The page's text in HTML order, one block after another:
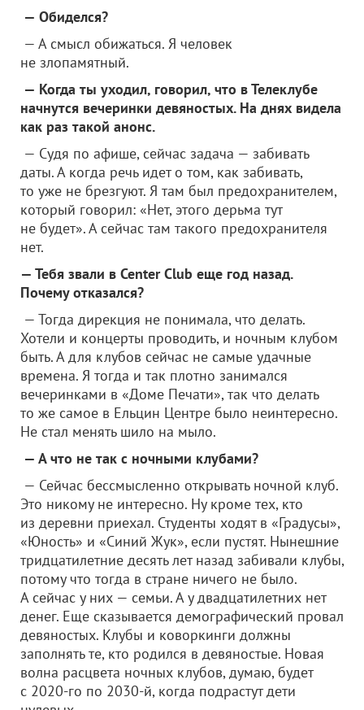
— Обиделся?
— А смысл обижаться. Я человек
не злопамятный.
— Когда ты уходил, говорил, что в Телеклубе
начнутся вечеринки девяностых. На днях видела
как раз такой анонс.
— Судя по афише, сейчас задача — забивать
даты. А когда речь идет о том, как забивать,
то уже не брезгуют. Я там был предохранителем,
который говорил: «Нет, этого дерьма тут
не будет». А сейчас там такого предохранителя
нет.
— Тебя звали в Center Club еще год назад.
Почему отказался?
— Тогда дирекция не понимала, что делать.
Хотели и концерты проводить, и ночным клубом
быть. А для клубов сейчас не самые удачные
времена. Я тогда и так плотно занимался
вечеринками в «Доме Печати», так что делать
то же самое в Ельцин Центре было неинтересно.
Не стал менять шило на мыло.
— А что не так с ночными клубами?
— Сейчас бессмысленно открывать ночной клуб.
Это никому не интересно. Ну кроме тех, кто
из деревни приехал. Студенты ходят в «Градусы»,
«Юность» и «Синий Жук», если пустят. Нынешние
тридцатилетние десять лет назад забивали клубы,
потому что тогда в стране ничего не было.
А сейчас у них — семьи. А у двадцатилетних нет
денег. Еще сказывается демографический провал
девяностых. Клубы и коворкинги должны
заполнять те, кто родился в девяностые. Новая
волна расцвета ночных клубов, думаю, будет
с 2020-го по 2030-й, когда подрастут дети